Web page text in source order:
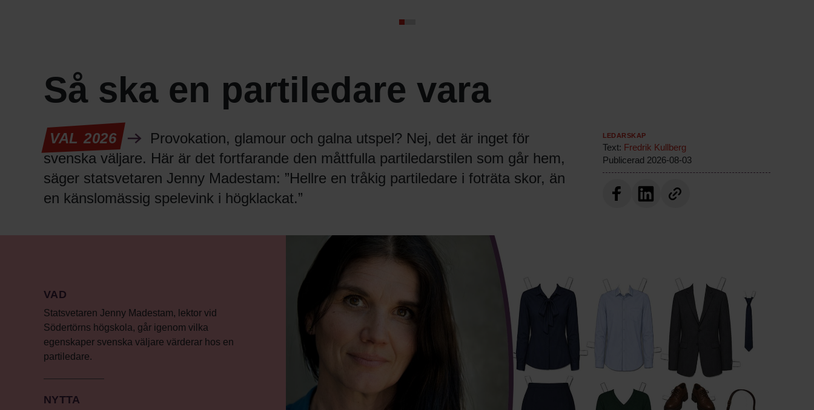
Så ska en partiledare vara
VAL 2026
Provokation, glamour och galna utspel? Nej, det är inget för
svenska väljare. Här är det fortfarande den måttfulla partiledarstilen som går hem,
säger statsvetaren Jenny Madestam: ”Hellre en tråkig partiledare i foträta skor, än
en känslomässig spelevink i högklackat.”
Ledarskap
Text: Fredrik Kullberg
Publicerad 2026-08-03
VAD
Statsvetaren Jenny Madestam, lektor vid
Södertörns högskola, går igenom vilka
egenskaper svenska väljare värderar hos en
partiledare.
NYTTA